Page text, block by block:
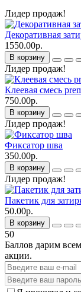
Лидер продаж!
Декоративная
1550.00р.
В корзину
Лидер продаж!
Клеевая смесь
750.00р.
В корзину
Лидер продаж!
Фиксатор шва
350.00р.
В корзину
Лидер продаж!
Пакетик для
50.00р.
В корзину
50
Баллов дарим
акции.